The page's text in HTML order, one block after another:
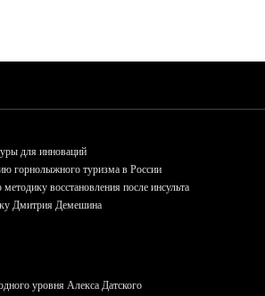
для инноваций
горнолыжного туризма в России
восстановления после инсульта
Дмитрия Демешина
уровня Алекса Датского